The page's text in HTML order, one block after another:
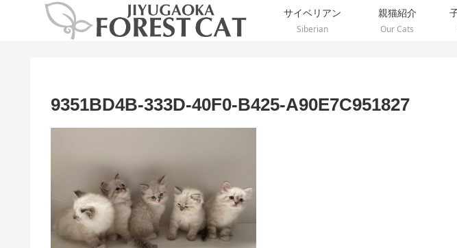
サイベリアン
Siberian
親猫紹介
Our Cats
9351BD4B-333D-40F0-B425-A90E7C951827